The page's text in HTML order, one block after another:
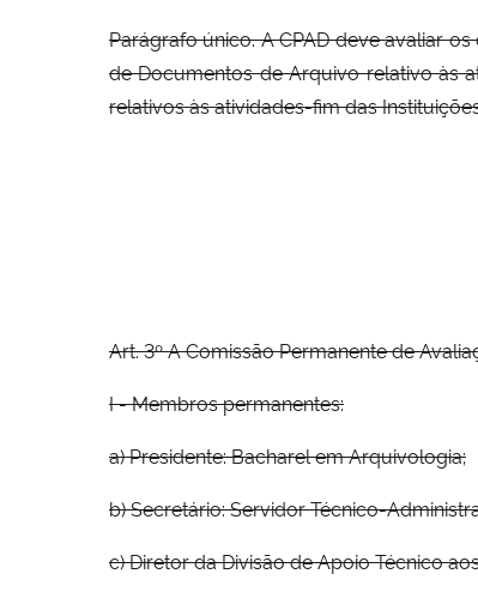
Parágrafo único. A CPAD deve avaliar
de Documentos de Arquivo relativo às
relativos às atividades-fim das
Art. 3º A Comissão Permanente de
I - Membros permanentes:
a) Presidente: Bacharel em Arquivologia;
b) Secretário: Servidor Técnico-
c) Diretor da Divisão de Apoio Técnico